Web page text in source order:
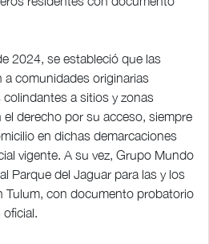
2024, se estableció que las
a comunidades originarias
a sitios y zonas
derecho por su acceso, siempre
en dichas demarcaciones
vigente. A su vez, Grupo Mundo
Parque del Jaguar para las y los
Tulum, con documento probatorio
oficial.